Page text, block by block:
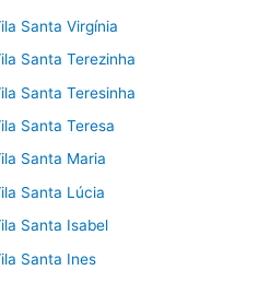
Santa Virgínia
Santa Terezinha
Santa Teresinha
Santa Teresa
Santa Maria
Santa Lúcia
Santa Isabel
Santa Ines